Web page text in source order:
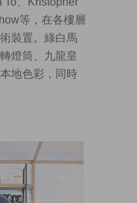
等，在各樓層
裝置。綠白馬
燈筒、九龍皇
地色彩，同時